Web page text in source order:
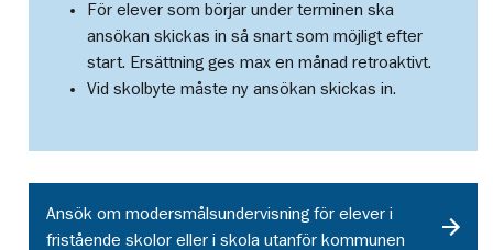
För elever som börjar under terminen ska
ansökan skickas in så snart som möjligt efter
start. Ersättning ges max en månad retroaktivt.
Vid skolbyte måste ny ansökan skickas in.
Ansök om modersmålsundervisning för elever i
fristående skolor eller i skola utanför kommunen